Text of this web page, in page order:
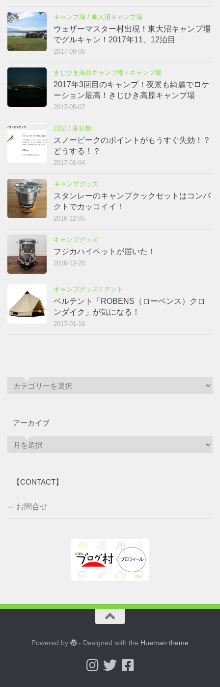
キャンプ場 / 東大沼キャンプ場
ウェザーマスター村出現！東大沼キャンプ場
でグルキャン！2017年11、12泊目
2017-09-06
きじひき高原キャンプ場 / キャンプ場
2017年3回目のキャンプ！夜景も綺麗でロケ
ーション最高！きじひき高原キャンプ場
2017-05-07
日記 / 未分類
スノーピークのポイントがもうすぐ失効！？
どうする！？
2017-01-04
キャンプグッズ
スタンレーのキャンプクックセットはコンパ
クトでカッコイイ！
2016-12-05
キャンプグッズ
フジカハイペットが届いた！
2016-12-25
キャンプグッズ / テント
ベルテント「ROBENS（ローベンス）クロ
ンダイク」が気になる！
2017-01-16
アーカイブ
【CONTACT】
お問合せ
Powered by - Designed with the Hueman theme